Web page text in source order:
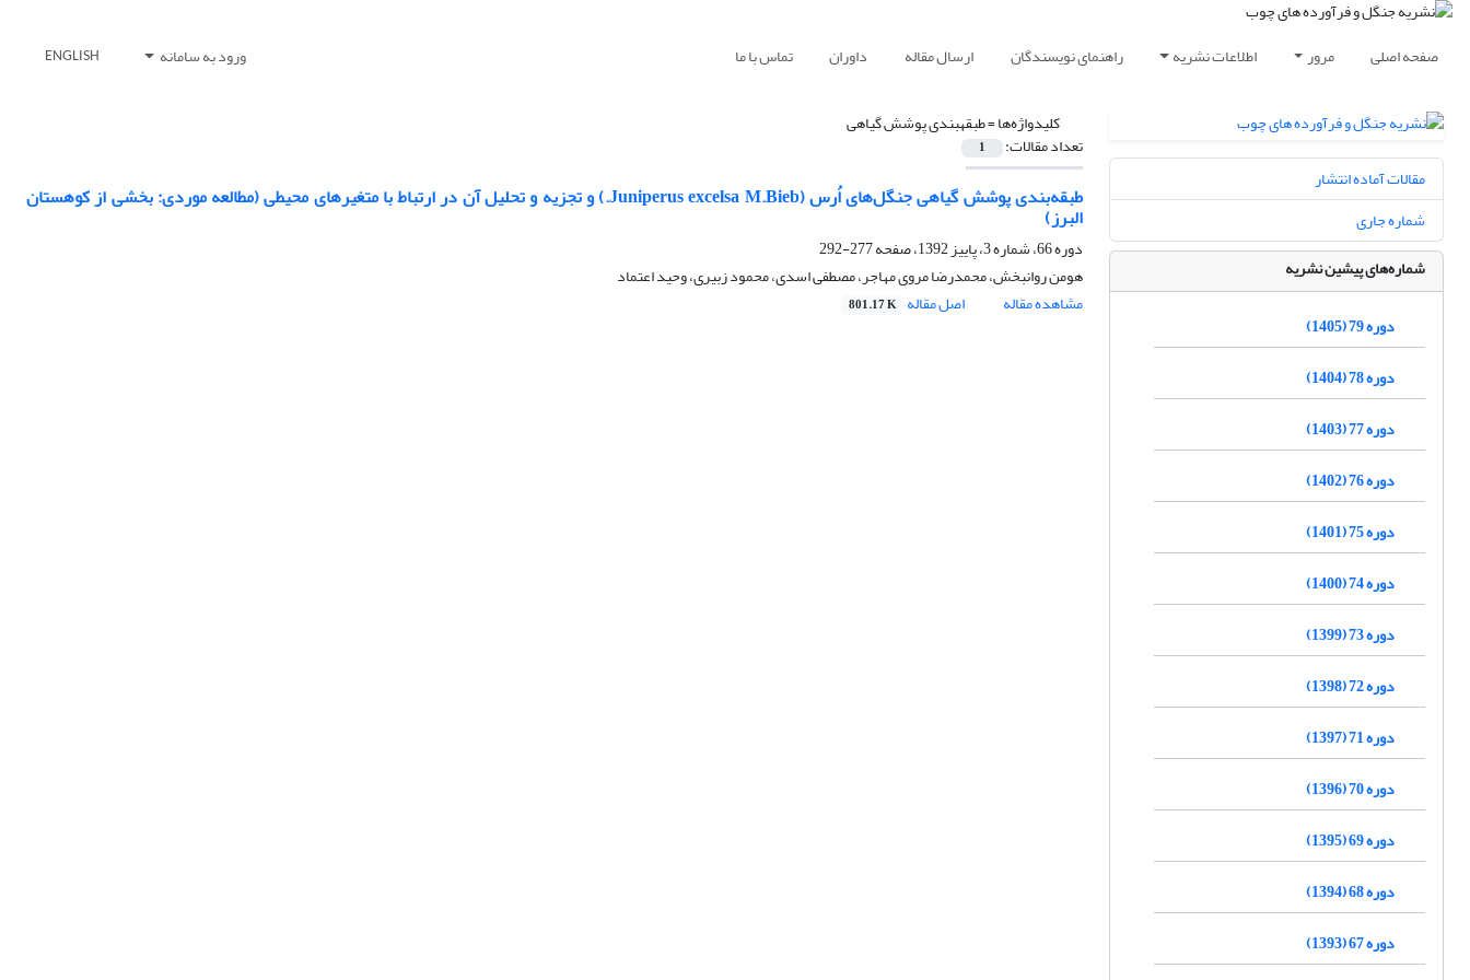
صفحه اصلی مرور اطلاعات نشریه راهنمای نویسندگان ارسال مقاله داوران تماس با ما ورود به سامانه ENGLISH
کلیدواژه‌ها =طبقه‏بندی پوشش‏ گیاهی
تعداد مقالات: 1
طبقه‌‌بندی پوشش گیاهی جنگل‌‌های اُرس (Juniperus excelsa M.Bieb.) و تجزیه و تحلیل آن در ارتباط با متغیرهای محیطی (مطالعه موردی: بخشی از کوهستان
البرز)
دوره 66، شماره 3، پاییز 1392، صفحه
277-292
هومن روانبخش، محمدرضا مروی مهاجر، مصطفی اسدی، محمود زبیری، وحید اعتماد
مشاهده مقاله
اصل مقاله 801.17 K
مقالات آماده انتشار
شماره جاری
شماره‌های پیشین نشریه
دوره 79 (1405)
دوره 78 (1404)
دوره 77 (1403)
دوره 76 (1402)
دوره 75 (1401)
دوره 74 (1400)
دوره 73 (1399)
دوره 72 (1398)
دوره 71 (1397)
دوره 70 (1396)
دوره 69 (1395)
دوره 68 (1394)
دوره 67 (1393)